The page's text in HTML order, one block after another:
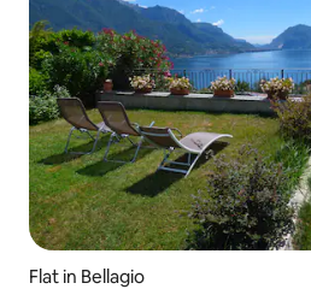
Flat in Bellagio